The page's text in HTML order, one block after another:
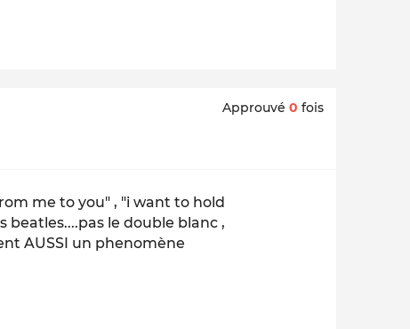
Approuvé 0 fois
me to you" , "i want to hold
le double blanc ,
AUSSI un phenomène